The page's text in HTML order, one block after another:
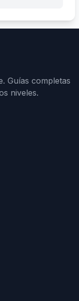
Guías completas
niveles.